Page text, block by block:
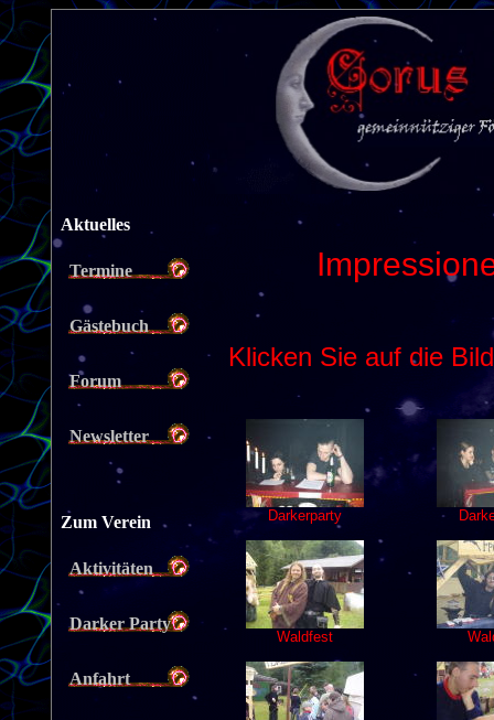
Aktuelles
Termine
Gästebuch
Forum
Newsletter
Zum Verein
Aktivitäten
Darker Party
Anfahrt